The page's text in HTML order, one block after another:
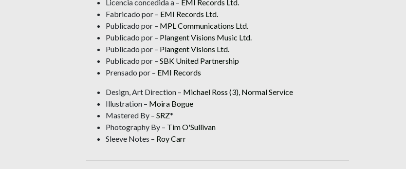
Licencia concedida a – EMI Records Ltd.
Fabricado por – EMI Records Ltd.
Publicado por – MPL Communications Ltd.
Publicado por – Plangent Visions Music Ltd.
Publicado por – Plangent Visions Ltd.
Publicado por – SBK United Partnership
Prensado por – EMI Records
Design, Art Direction – Michael Ross (3), Normal Service
Illustration – Moira Bogue
Mastered By – SRZ*
Photography By – Tim O'Sullivan
Sleeve Notes – Roy Carr